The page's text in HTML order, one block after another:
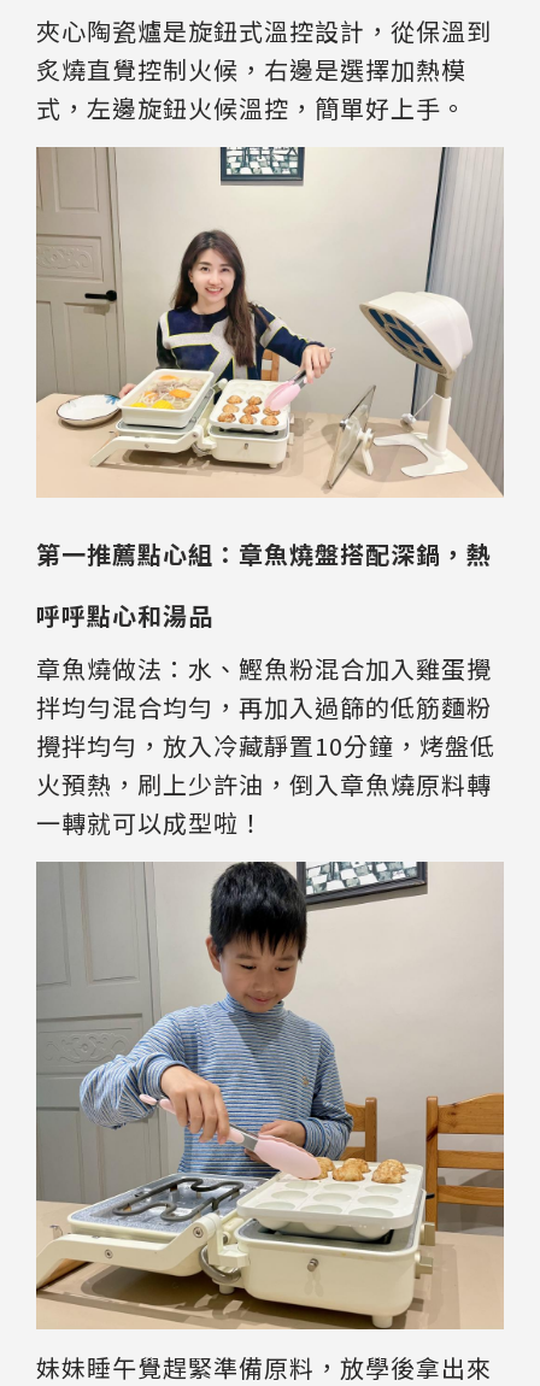
夾心陶瓷爐是旋鈕式溫控設計，從保溫到
炙燒直覺控制火候，右邊是選擇加熱模
式，左邊旋鈕火候溫控，簡單好上手。
第一推薦點心組：章魚燒盤搭配深鍋，熱
呼呼點心和湯品
章魚燒做法：水、鰹魚粉混合加入雞蛋攪
拌均勻混合均勻，再加入過篩的低筋麵粉
攪拌均勻，放入冷藏靜置10分鐘，烤盤低
火預熱，刷上少許油，倒入章魚燒原料轉
一轉就可以成型啦！
妹妹睡午覺趕緊準備原料，放學後拿出來